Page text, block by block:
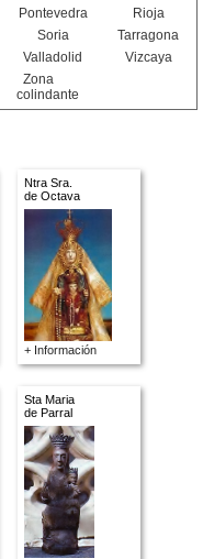
Pontevedra
Rioja
Soria
Tarragona
Valladolid
Vizcaya
Zona
colindante
Ntra Sra.
de Octava
+ Información
Sta Maria
de Parral